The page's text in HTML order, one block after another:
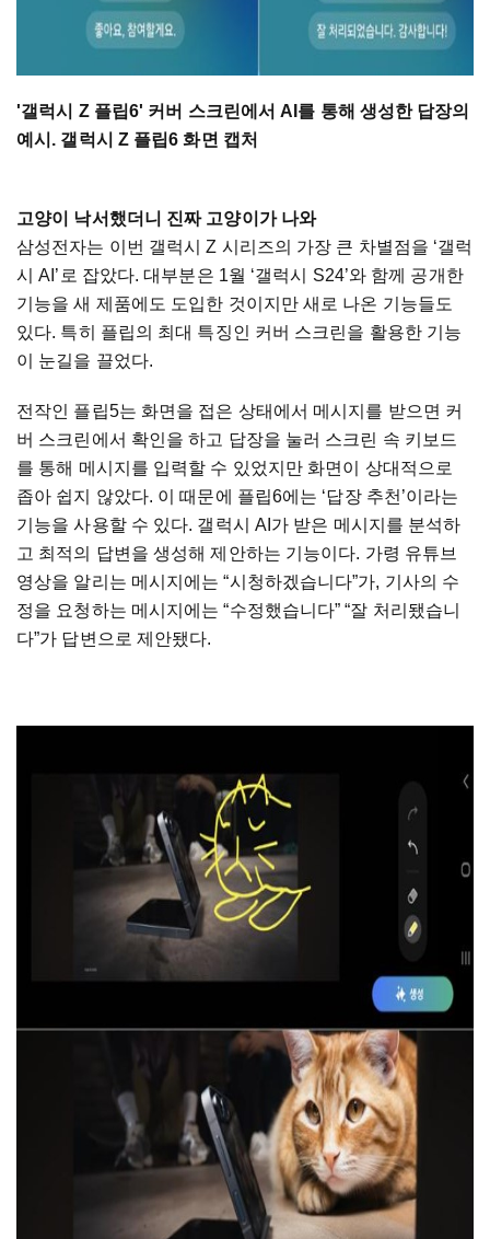
'갤럭시 Z 플립6' 커버 스크린에서 AI를 통해 생성한 답장의
예시. 갤럭시 Z 플립6 화면 캡처
고양이 낙서했더니 진짜 고양이가 나와
삼성전자는 이번 갤럭시 Z 시리즈의 가장 큰 차별점을 ‘갤럭
시 AI’로 잡았다. 대부분은 1월 ‘갤럭시 S24’와 함께 공개한
기능을 새 제품에도 도입한 것이지만 새로 나온 기능들도
있다. 특히 플립의 최대 특징인 커버 스크린을 활용한 기능
이 눈길을 끌었다.
전작인 플립5는 화면을 접은 상태에서 메시지를 받으면 커
버 스크린에서 확인을 하고 답장을 눌러 스크린 속 키보드
를 통해 메시지를 입력할 수 있었지만 화면이 상대적으로
좁아 쉽지 않았다. 이 때문에 플립6에는 ‘답장 추천’이라는
기능을 사용할 수 있다. 갤럭시 AI가 받은 메시지를 분석하
고 최적의 답변을 생성해 제안하는 기능이다. 가령 유튜브
영상을 알리는 메시지에는 “시청하겠습니다”가, 기사의 수
정을 요청하는 메시지에는 “수정했습니다” “잘 처리됐습니
다”가 답변으로 제안됐다.